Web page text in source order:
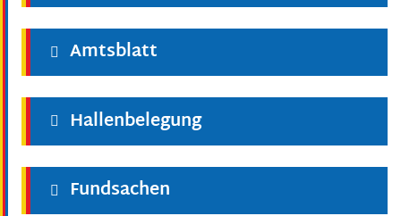
Amtsblatt
Hallenbelegung
Fundsachen